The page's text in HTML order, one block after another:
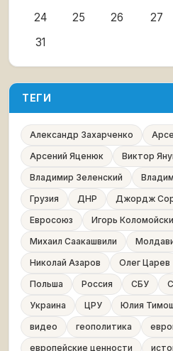
24
25 26 27
31
ТЕГИ
Александр Захарченко
Арсений Яценюк
Виктор
Владимир Зеленский
Грузия
ДНР Джордж
Евросоюз
Игорь
Михаил Саакашвили
Николай Азаров
Олег Царев
Польша
Россия СБУ
Украина
ЦРУ Юлия
видео
геополитика
европейские ценности